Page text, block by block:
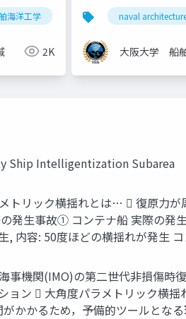
海洋工学 自動運航船 シミュ
2K
naval
大阪大学 船
Ship Intelligentization Subarea
トリック横揺れとは…  復原⼒
発⽣事故➀ コンテナ船 実際の発
, 内容: 50度ほどの横揺れが発⽣
事機関(IMO)の第⼆世代⾮損傷
ョン  ⼤⾓度パラメトリック横
がかかるため，予備的ツールと